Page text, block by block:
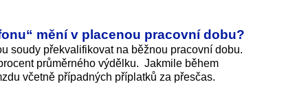
mění v placenou pracovní dobu?
soudy překvalifikovat na běžnou pracovní dobu.
průměrného výdělku. Jakmile během
včetně případných příplatků za přesčas.